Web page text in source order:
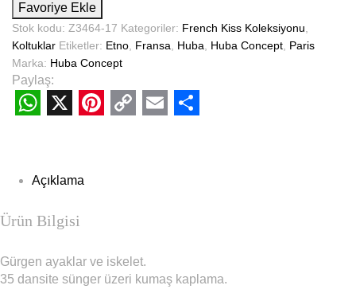
Favoriye Ekle
Stok kodu: Z3464-17 Kategoriler: French Kiss Koleksiyonu
Koltuklar Etiketler: Etno Fransa Huba Huba Concept Paris
Marka: Huba Concept
Paylaş:
Açıklama
Ürün Bilgisi
Gürgen ayaklar ve iskelet.
35 dansite sünger üzeri kumaş kaplama.